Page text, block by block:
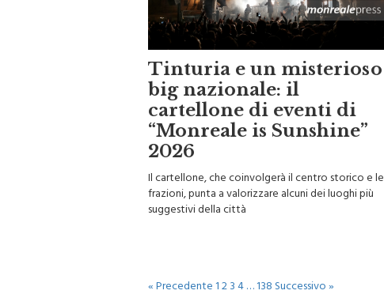
Tinturia e un misterioso
big nazionale: il
cartellone di eventi di
“Monreale is Sunshine”
2026
Il cartellone, che coinvolgerà il centro storico e le
frazioni, punta a valorizzare alcuni dei luoghi più
suggestivi della città
« Precedente123 4 138Successivo »